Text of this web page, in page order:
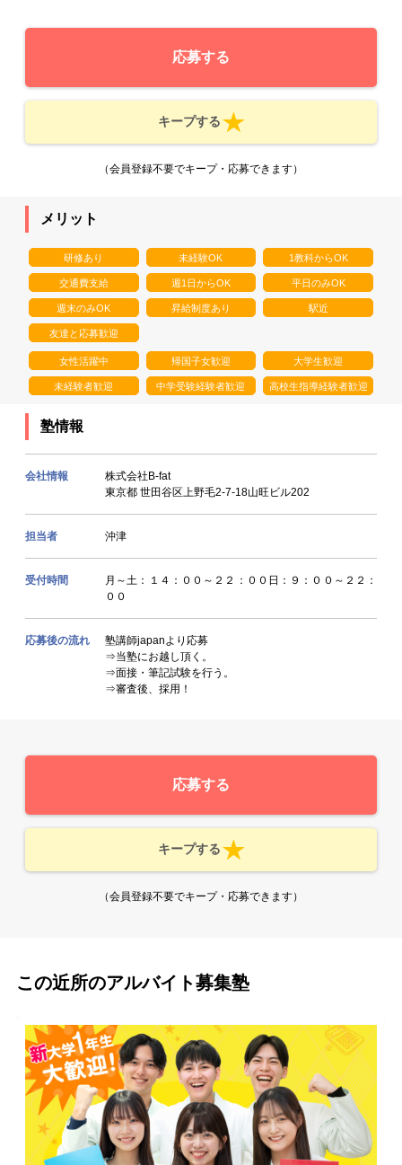
応募する
キープする
（会員登録不要でキープ・応募できます）
メリット
研修あり 未経験OK 1教科からOK
交通費支給 週1日からOK 平日のみOK
週末のみOK 昇給制度あり 駅近
友達と応募歓迎
女性活躍中 帰国子女歓迎 大学生歓迎
未経験者歓迎 中学受験経験者歓迎 高校生指導経験者歓迎
塾情報
会社情報
株式会社B-fat
東京都 世田谷区上野毛2-7-18山旺ビル202
担当者 沖津
受付時間
月～土：１４：００～２２：００日：９：００～２２：
００
応募後の流れ
塾講師japanより応募
⇒当塾にお越し頂く。
⇒面接・筆記試験を行う。
⇒審査後、採用！
応募する
キープする
（会員登録不要でキープ・応募できます）
この近所のアルバイト募集塾